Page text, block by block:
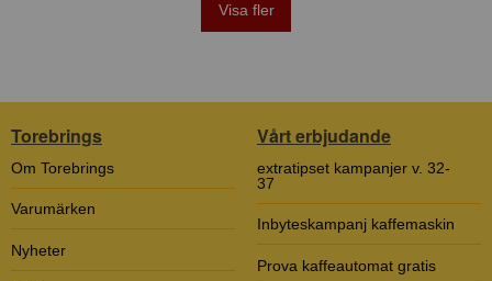
Visa fler
Torebrings
Om Torebrings
Varumärken
Nyheter
Vårt erbjudande
extratipset kampanjer v. 32-
37
Inbyteskampanj kaffemaskin
Prova kaffeautomat gratis